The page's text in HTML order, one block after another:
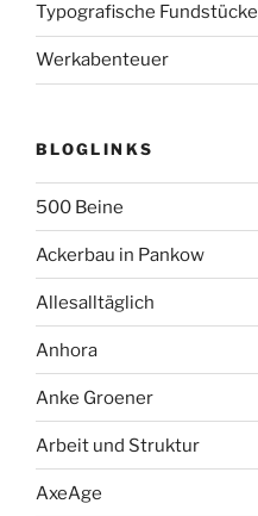
Typografische Fundstücke
Werkabenteuer
BLOGLINKS
500 Beine
Ackerbau in Pankow
Allesalltäglich
Anhora
Anke Groener
Arbeit und Struktur
AxeAge